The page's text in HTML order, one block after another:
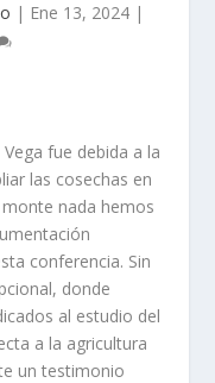
| Ene 13, 2024|
fue debida a la
las cosechas en
nada hemos
conferencia. Sin
donde
al estudio del
a la agricultura
un testimonio